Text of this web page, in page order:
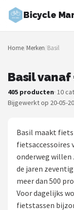
Bicycle
Zoeken
NAVIGATIE
Merken
Fietsroutes
Kinderfietsen
Stadsfietsen
Home/Merken/Basil
Basil vanaf
405 producten· 10
Bijgewerkt op 20-05-
Basil maakt
fietsaccessoires
onderweg willen
de jaren
meer dan 500
Voor dagelijks
fietstassen